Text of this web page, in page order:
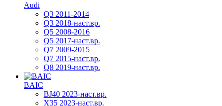
Audi
Q3 2011-2014
Q3 2018-наст.вр.
Q5 2008-2016
Q5 2017-наст.вр.
Q7 2009-2015
Q7 2015-наст.вр.
Q8 2019-наст.вр.
BAIC
BJ40 2023-наст.вр.
X35 2023-наст.вр.